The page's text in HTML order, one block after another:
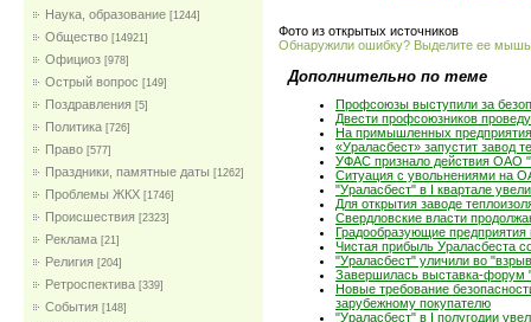
Наука, образование [1244]
Общество [14921]
Официоз [978]
Острый вопрос [149]
Поздравления [5]
Политика [726]
Право [577]
Праздники, памятные даты [1262]
Проблемы ЖКХ [1746]
Проиcшествия [2323]
Реклама [21]
Религия [204]
Ретроспектива [339]
События [148]
Фото из открытых источников
Обнаружили ошибку? Выделите ее
Дополнительно по теме
Профсоюзы выступили за
Двести профсоюзников
На примышленных
«Ураласбест» запустит завод
УФАС признало действия ОАО
Ситуация с увольнениями на
"Ураласбест" в I квартале
Для открытия заводе
Свердловские власти
Градообразующие
Чистая прибыль Ураласбеста
"Ураласбест" уличили во
Завершилась выставка-форум
Новые требование
зарубежному покупателю
"Ураласбест" в I полугодии